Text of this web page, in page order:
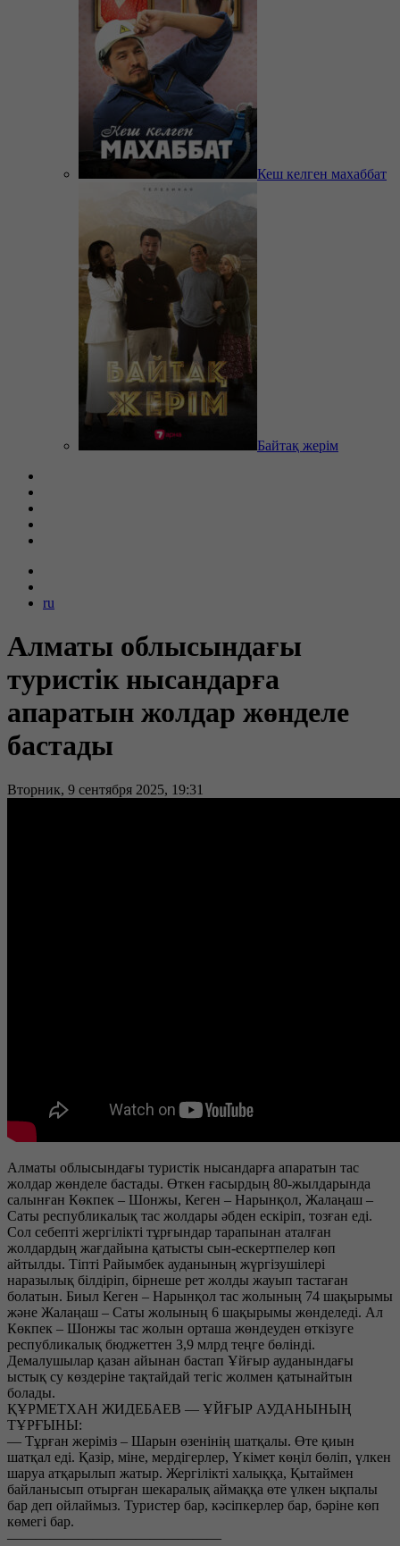
Кеш келген махаббат
Байтақ жерім
ru
Алматы облысындағы
туристік нысандарға
апаратын жолдар жөнделе
бастады
Вторник, 9 сентября 2025, 19:31
Алматы облысындағы туристік нысандарға апаратын тас
жолдар жөнделе бастады. Өткен ғасырдың 80-жылдарында
салынған Көкпек – Шонжы, Кеген – Нарынқол, Жалаңаш –
Саты республикалық тас жолдары әбден ескіріп, тозған еді.
Сол себепті жергілікті тұрғындар тарапынан аталған
жолдардың жағдайына қатысты сын-ескертпелер көп
айтылды. Тіпті Райымбек ауданының жүргізушілері
наразылық білдіріп, бірнеше рет жолды жауып тастаған
болатын. Биыл Кеген – Нарынқол тас жолының 74 шақырымы
және Жалаңаш – Саты жолының 6 шақырымы жөнделеді. Ал
Көкпек – Шонжы тас жолын орташа жөндеуден өткізуге
республикалық бюджеттен 3,9 млрд теңге бөлінді.
Демалушылар қазан айынан бастап Ұйғыр ауданындағы
ыстық су көздеріне тақтайдай тегіс жолмен қатынайтын
болады.
ҚҰРМЕТХАН ЖИДЕБАЕВ — ҰЙҒЫР АУДАНЫНЫҢ
ТҰРҒЫНЫ:
— Тұрған жеріміз – Шарын өзенінің шатқалы. Өте қиын
шатқал еді. Қазір, міне, мердігерлер, Үкімет көңіл бөліп, үлкен
шаруа атқарылып жатыр. Жергілікті халыққа, Қытаймен
байланысып отырған шекаралық аймаққа өте үлкен ықпалы
бар деп ойлаймыз. Туристер бар, кәсіпкерлер бар, бәріне көп
көмегі бар.
———————————————